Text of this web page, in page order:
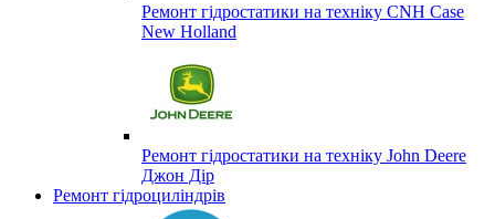
Ремонт гідростатики на техніку CNH Case
New Holland
Ремонт гідростатики на техніку John Deere
Джон Дір
Ремонт гідроциліндрів